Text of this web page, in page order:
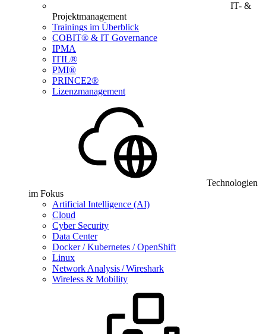
IT- &
Projektmanagement
Trainings im Überblick
COBIT® & IT Governance
IPMA
ITIL®
PMI®
PRINCE2®
Lizenzmanagement
Technologien
im Fokus
Artificial Intelligence (AI)
Cloud
Cyber Security
Data Center
Docker / Kubernetes / OpenShift
Linux
Network Analysis / Wireshark
Wireless & Mobility